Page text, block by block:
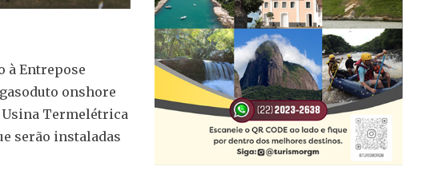
à Entrepose
onshore
Termelétrica
serão instaladas